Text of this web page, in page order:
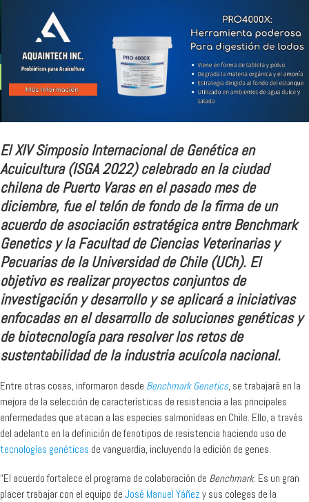
El XIV Simposio Internacional de Genética en
Acuicultura (ISGA 2022) celebrado en la ciudad
chilena de Puerto Varas en el pasado mes de
diciembre, fue el telón de fondo de la firma de un
acuerdo de asociación estratégica entre Benchmark
Genetics y la Facultad de Ciencias Veterinarias y
Pecuarias de la Universidad de Chile (UCh). El
objetivo es realizar proyectos conjuntos de
investigación y desarrollo y se aplicará a iniciativas
enfocadas en el desarrollo de soluciones genéticas y
de biotecnología para resolver los retos de
sustentabilidad de la industria acuícola nacional.
Entre otras cosas, informaron desde Benchmark Genetics, se trabajará en la
mejora de la selección de características de resistencia a las principales
enfermedades que atacan a las especies salmonídeas en Chile. Ello, a través
del adelanto en la definición de fenotipos de resistencia haciendo uso de
tecnologías genéticas de vanguardia, incluyendo la edición de genes.
“El acuerdo fortalece el programa de colaboración de Benchmark. Es un gran
placer trabajar con el equipo de José Manuel Yáñez y sus colegas de la